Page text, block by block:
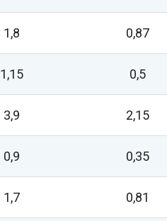
1,8 0,87
1,15 0,5
3,9 2,15
0,9 0,35
1,7 0,81